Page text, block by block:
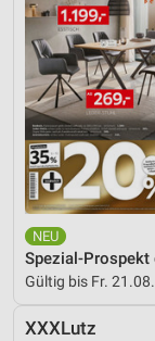
Gültig bis Fr. 21.08.
XXXLutz